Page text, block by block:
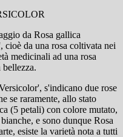
da Rosa gallica
da una rosa coltivata nei
medicinali ad una rosa
bellezza.
s'indicano due rose
se raramente, allo stato
(5 petali) con colore mutato,
e sono dunque Rosa
esiste la varietà nota a tutti